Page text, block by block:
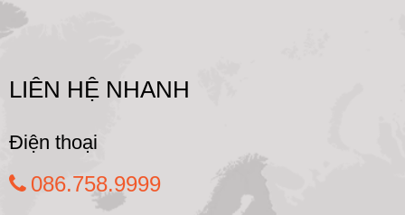
LIÊN HỆ NHANH
Điện thoại
086.758.9999